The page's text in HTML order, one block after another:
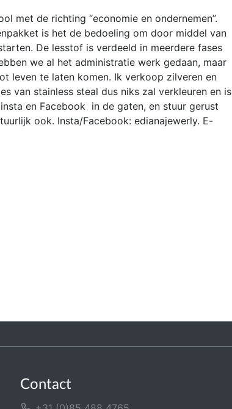
met de richting “economie en ondernemen”.
is het de bedoeling om door middel van
De lesstof is verdeeld in meerdere fases
we al het administratie werk gedaan, maar
leven te laten komen. Ik verkoop zilveren en
van stainless steal dus niks zal verkleuren en is
en Facebook in de gaten, en stuur gerust
ook. Insta/Facebook: edianajewerly. E-
Contact